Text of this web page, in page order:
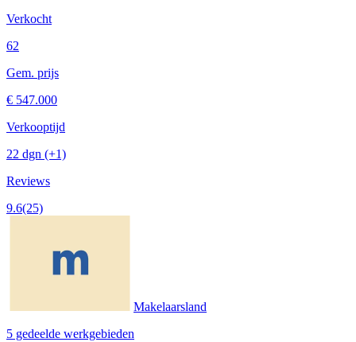
Verkocht
62
Gem. prijs
€ 547.000
Verkooptijd
22 dgn (+1)
Reviews
9.6(25)
Makelaarsland
5 gedeelde werkgebieden